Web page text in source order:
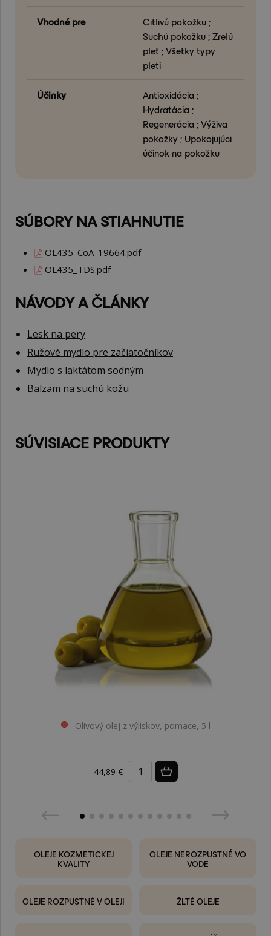
Vhodné pre
Citlivú pokožku ;
Suchú pokožku ; Zrelú
pleť ; Všetky typy
pleti
Účinky
Antioxidácia ;
Hydratácia ;
Regenerácia ; Výživa
pokožky ; Upokojujúci
účinok na pokožku
SÚBORY NA STIAHNUTIE
OL435_CoA_19664.pdf
OL435_TDS.pdf
NÁVODY A ČLÁNKY
Lesk na pery
Ružové mydlo pre začiatočníkov
Mydlo s laktátom sodným
Balzam na suchú kožu
SÚVISIACE PRODUKTY
Olivový olej z výliskov, pomace, 5 l
44,89 €
OLEJE KOZMETICKEJ
KVALITY
OLEJE NEROZPUSTNÉ VO
VODE
OLEJE ROZPUSTNÉ V OLEJI ŽLTÉ OLEJE